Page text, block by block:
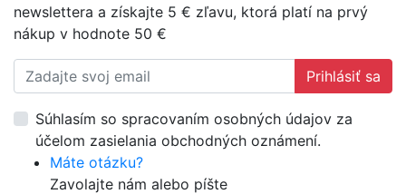
newslettera a získajte 5 € zľavu, ktorá platí na prvý
nákup v hodnote 50 €
Prihlásiť sa
Súhlasím so spracovaním osobných údajov za
účelom zasielania obchodných oznámení.
Máte otázku?
Zavolajte nám alebo píšte